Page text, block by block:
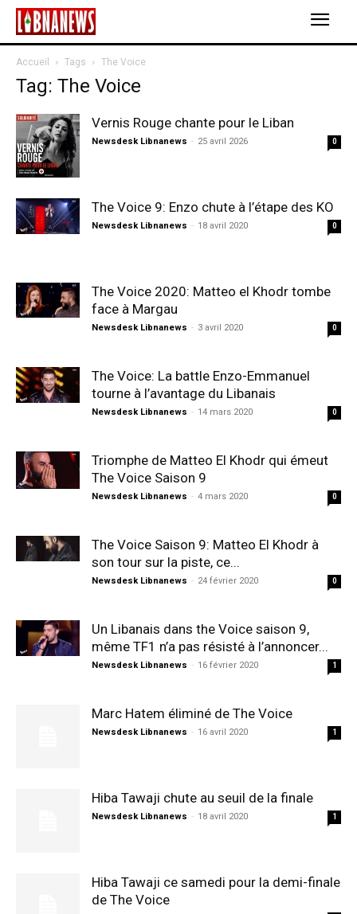
Accueil Tags The Voice
Tag: The Voice
Vernis Rouge chante pour le Liban
Newsdesk Libnanews - 25 avril 2026 0
The Voice 9: Enzo chute à l’étape des KO
Newsdesk Libnanews - 18 avril 2020 0
The Voice 2020: Matteo el Khodr tombe
face à Margau
Newsdesk Libnanews - 3 avril 2020 0
The Voice: La battle Enzo-Emmanuel
tourne à l’avantage du Libanais
Newsdesk Libnanews - 14 mars 2020 0
Triomphe de Matteo El Khodr qui émeut
The Voice Saison 9
Newsdesk Libnanews - 4 mars 2020 0
The Voice Saison 9: Matteo El Khodr à
son tour sur la piste, ce...
Newsdesk Libnanews - 24 février 2020 0
Un Libanais dans the Voice saison 9,
même TF1 n’a pas résisté à l’annoncer...
Newsdesk Libnanews - 16 février 2020 1
Marc Hatem éliminé de The Voice
Newsdesk Libnanews - 16 avril 2020 1
Hiba Tawaji chute au seuil de la finale
Newsdesk Libnanews - 18 avril 2020 1
Hiba Tawaji ce samedi pour la demi-finale
de The Voice